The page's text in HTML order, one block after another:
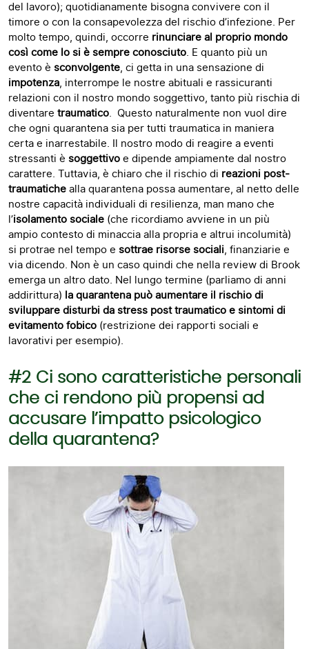
del lavoro); quotidianamente bisogna convivere con il
timore o con la consapevolezza del rischio d’infezione. Per
molto tempo, quindi, occorre rinunciare al proprio mondo
così come lo si è sempre conosciuto. E quanto più un
evento è sconvolgente, ci getta in una sensazione di
impotenza, interrompe le nostre abituali e rassicuranti
relazioni con il nostro mondo soggettivo, tanto più rischia di
diventare traumatico. Questo naturalmente non vuol dire
che ogni quarantena sia per tutti traumatica in maniera
certa e inarrestabile. Il nostro modo di reagire a eventi
stressanti è soggettivoe dipende ampiamente dal nostro
carattere. Tuttavia, è chiaro che il rischio di reazioni post-
traumatichealla quarantena possa aumentare, al netto delle
nostre capacità individuali di resilienza, man mano che
l’isolamento sociale (che ricordiamo avviene in un più
ampio contesto di minaccia alla propria e altrui incolumità)
si protrae nel tempo e sottrae risorsesociali, finanziarie e
via dicendo. Non è un caso quindi che nella review di Brook
emerga un altro dato. Nel lungo termine (parliamo di anni
addirittura) la quarantena può aumentare il rischio di
sviluppare disturbi da stress post traumatico e sintomi di
evitamento fobico (restrizione dei rapporti sociali e
lavorativi per esempio).
#2 Ci sono caratteristiche personali
che ci rendono più propensi ad
accusare l’impatto psicologico
della quarantena?